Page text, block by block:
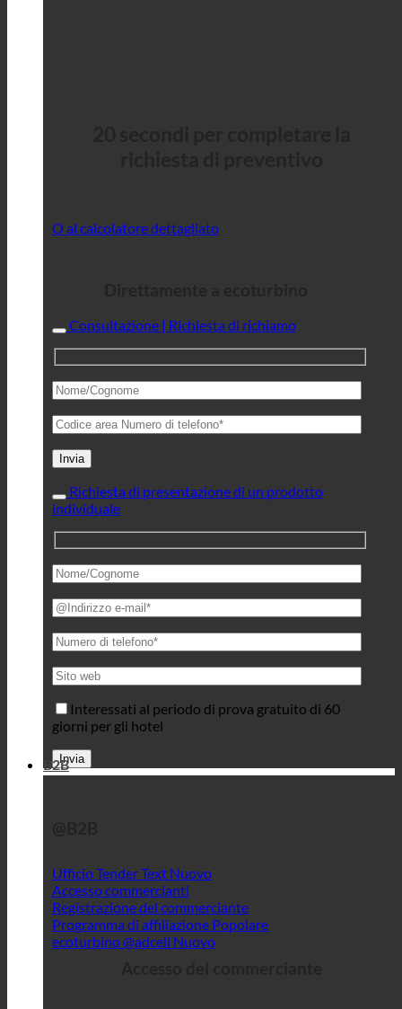
O al calcolatore dettagliato
Consultazione | Richiesta di richiamo
Richiesta di presentazione di un prodotto
individuale
Interessati al periodo di prova gratuito di 60
giorni per gli hotel
B2B
Ufficio Tender Text
Accesso commercianti
Registrazione del commerciante
Programma di affiliazione
ecoturbino @adcell